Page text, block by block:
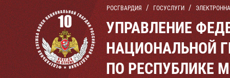
РОСГВАРДИЯ ГОСУСЛУГИ
УПРАВЛЕНИЕ
НАЦИОНАЛЬНОЙ
ПО РЕСПУБЛИКЕ